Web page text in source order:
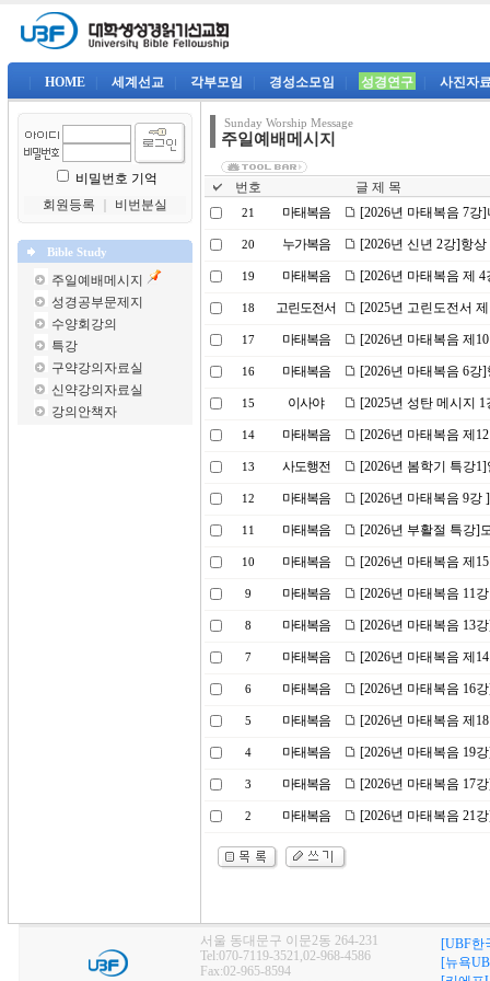
HOME 세계선교 각부모임 경성소모임 성경연구 사진자
비밀번호 기억
회원등록
비번분실
Bible Study
주일예배메시지
성경공부문제지
수양회강의
특강
구약강의자료실
신약강의자료실
강의안책자
Sunday Worship Message
주일예배메시지
번호 글 제 목
21 마태복음 [2026년 마태복음 7강
20 누가복음 [2026년 신년 2강]항
19 마태복음 [2026년 마태복음 제
18 고린도전서 [2025년 고린도전서
17 마태복음 [2026년 마태복음 제
16 마태복음 [2026년 마태복음 6강
15 이사야 [2025년 성탄 메시지
14 마태복음 [2026년 마태복음 제
13 사도행전 [2026년 봄학기 특강
12 마태복음 [2026년 마태복음 9강
11 마태복음 [2026년 부활절 특강]
10 마태복음 [2026년 마태복음 제
9 마태복음 [2026년 마태복음 11
8 마태복음 [2026년 마태복음 13
7 마태복음 [2026년 마태복음 제
6 마태복음 [2026년 마태복음 16
5 마태복음 [2026년 마태복음 제
4 마태복음 [2026년 마태복음 19
3 마태복음 [2026년 마태복음 17
2 마태복음 [2026년 마태복음 21
서울 동대문구 이문2동 264-231
Tel:070-7119-3521,02-968-4586
Fax:02-965-8594
[UBF한
[뉴욕